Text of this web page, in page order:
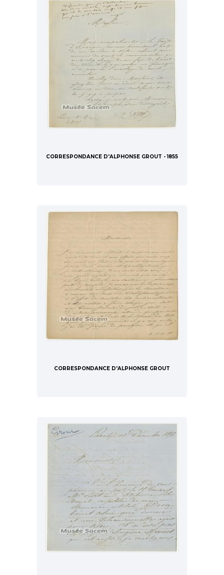
CORRESPONDANCE D'ALPHONSE GROUT - 1855
CORRESPONDANCE D'ALPHONSE GROUT